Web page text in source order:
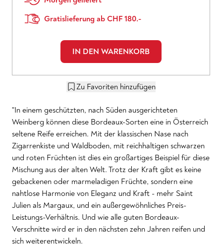
Gratislieferung ab CHF 180.-
IN DEN WARENKORB
Zu Favoriten hinzufügen
"In einem geschützten, nach Süden ausgerichteten
Weinberg können diese Bordeaux-Sorten eine in Österreich
seltene Reife erreichen. Mit der klassischen Nase nach
Zigarrenkiste und Waldboden, mit reichhaltigen schwarzen
und roten Früchten ist dies ein großartiges Beispiel für diese
Mischung aus der alten Welt. Trotz der Kraft gibt es keine
gebackenen oder marmeladigen Früchte, sondern eine
nahtlose Harmonie von Eleganz und Kraft - mehr Saint
Julien als Margaux, und ein außergewöhnliches Preis-
Leistungs-Verhältnis. Und wie alle guten Bordeaux-
Verschnitte wird er in den nächsten zehn Jahren reifen und
sich weiterentwickeln.